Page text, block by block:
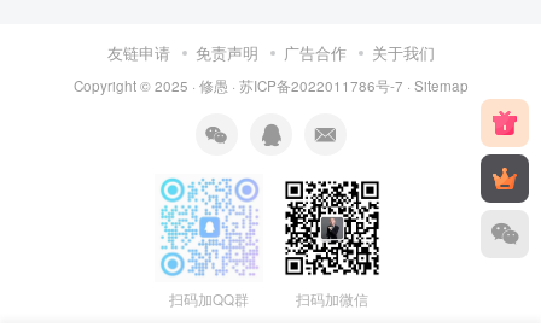
友链申请 免责声明 广告合作 关于我们
Copyright © 2025 · 修愚 · 苏ICP备2022011786号-7 · Sitemap
扫码加QQ群 扫码加微信